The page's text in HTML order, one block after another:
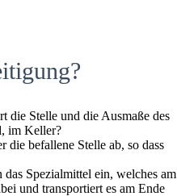
die Stelle und die Ausmaße des
im Keller?
die befallene Stelle ab, so dass
Spezialmittel ein, welches am
und transportiert es am Ende